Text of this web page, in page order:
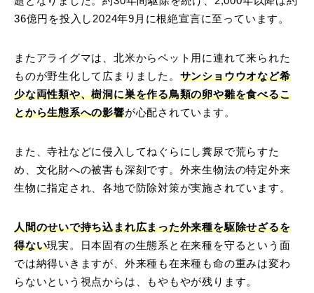
36億円を投入し2024年9月に根絶宣言に至っています。
またアライグマは、北米からペット用に連れて来られた
ものが野生化して広まりました。 サンショウウオなど希
少な両性類や、樹洞に巣を作る鳥類の卵や雛を食べるこ
とから生態系への影響が心配されています。
また、寺社などに侵入してねぐらにし糞尿で荒らすた
め、文化財への被害も深刻です。外来生物法の特定外来
生物に指定され、各地で防除対策が実施されています。
人間のせいで持ち込まれ広まった外来種を駆除せざるを
得ない現実。日本固有の生態系と在来種を守るという面
では納得いきますが、外来種も在来種も命の重みは変わ
らないという視点からは、もやもやが残ります。